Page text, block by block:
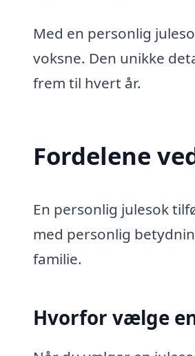
Med en personlig
voksne. Den unikke
frem til hvert år.
Fordelene
En personlig julesok
med personlig
familie.
Hvorfor vælge